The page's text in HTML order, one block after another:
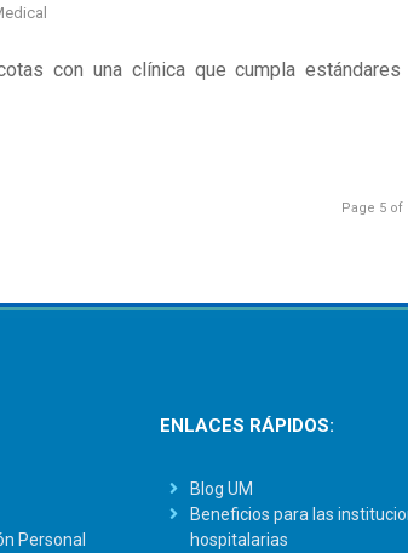
con una clínica que cumpla estándares
Page 5 of
Personal
ENLACES RÁPIDOS:
Blog UM
Beneficios para las
hospitalarias